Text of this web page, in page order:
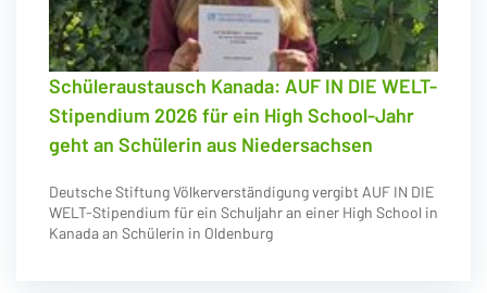
Schüleraustausch Kanada: AUF IN DIE WELT-
Stipendium 2026 für ein High School-Jahr
geht an Schülerin aus Niedersachsen
Deutsche Stiftung Völkerverständigung vergibt AUF IN DIE
WELT-Stipendium für ein Schuljahr an einer High School in
Kanada an Schülerin in Oldenburg